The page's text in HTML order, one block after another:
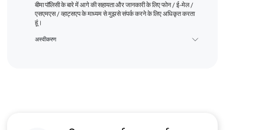
बीमा पॉलिसी के बारे में आगे की सहायता और जानकारी के लिए फोन / ई-मेल /
एसएमएस / व्हाट्सएप के माध्यम से मुझसे संपर्क करने के लिए अधिकृत करता
हूं।
अस्वीकरण